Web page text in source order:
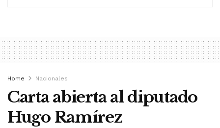
Home Nacionales
Carta abierta al diputado
Hugo Ramírez